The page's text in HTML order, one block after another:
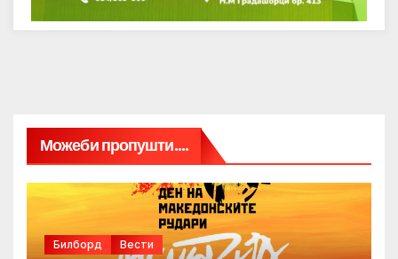
Можеби пропушти....
Билборд Вести